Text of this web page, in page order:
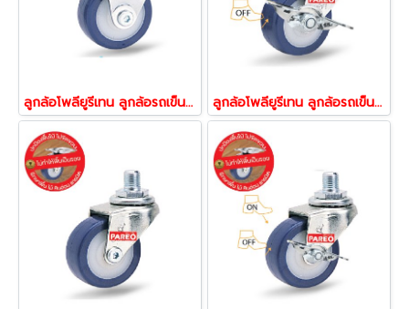
ลูกล้อโพลียูรีเทน ลูกล้อรถเข็น ล้อไม่ทำพื้นเป็นรอย รับน้้าหนัก30-60กก.แป้นตาย รุ่น Compact ยี่ห้อ PAREO 31852,31869,13876 ลูกล้อโพลียูรีเทน ลูกล้อรถเข็น ล้อไม่ทำพื้นเป็นรอย รับน้้าหนัก30-60กกแป้นเบรก รุ่น Compact ยี่ห้อ PAREO 31883,31890,31906